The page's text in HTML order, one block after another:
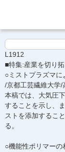
L1912
■特集:産業を切り
○ミストプラズマ
/京都工芸繊維大学/
本稿では、大気圧
することを示し、
ストを添加するこ
る。
○機能性ポリマー